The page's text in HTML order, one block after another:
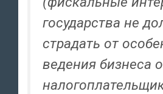
государства не
страдать от
ведения бизнеса